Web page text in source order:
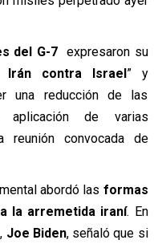
del G-7expresaron su
contra Israel” y
una reducción de las
aplicación de varias
reunión convocada de
abordó las formas
la arremetida iraní. En
Joe Biden, señaló que si